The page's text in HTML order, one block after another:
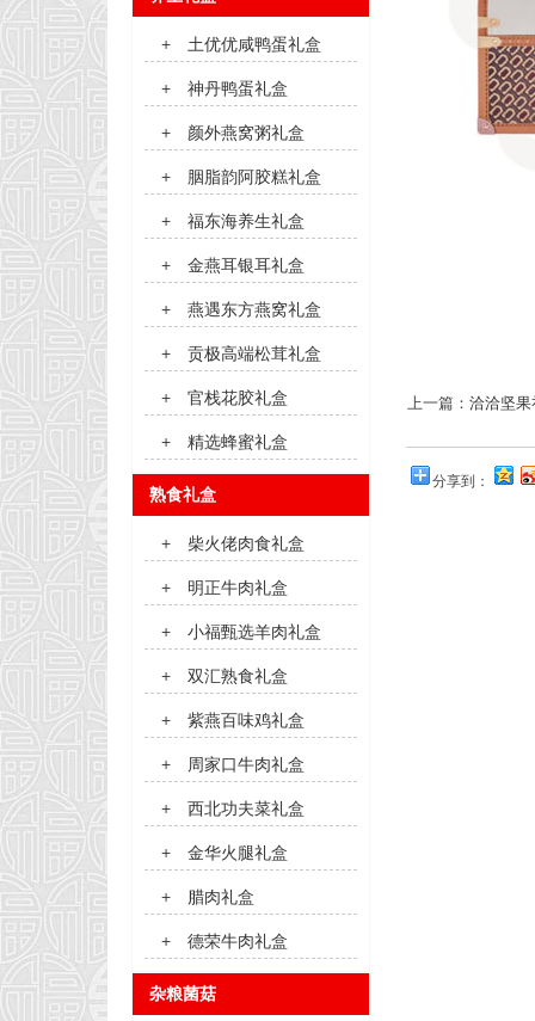
上一篇： 洽洽坚果
分享到：
+ 土优优咸鸭蛋礼盒
+ 神丹鸭蛋礼盒
+ 颜外燕窝粥礼盒
+ 胭脂韵阿胶糕礼盒
+ 福东海养生礼盒
+ 金燕耳银耳礼盒
+ 燕遇东方燕窝礼盒
+ 贡极高端松茸礼盒
+ 官栈花胶礼盒
+ 精选蜂蜜礼盒
熟食礼盒
+ 柴火佬肉食礼盒
+ 明正牛肉礼盒
+ 小福甄选羊肉礼盒
+ 双汇熟食礼盒
+ 紫燕百味鸡礼盒
+ 周家口牛肉礼盒
+ 西北功夫菜礼盒
+ 金华火腿礼盒
+ 腊肉礼盒
+ 德荣牛肉礼盒
杂粮菌菇